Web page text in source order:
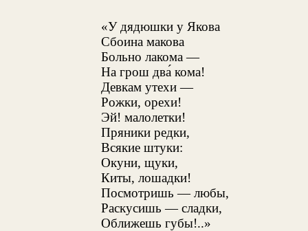
«У дядюшки у Якова
Сбоина макова
Больно лакома —
На грош два́ кома!
Девкам утехи —
Рожки, орехи!
Эй! малолетки!
Пряники редки,
Всякие штуки:
Окуни, щуки,
Киты, лошадки!
Посмотришь — любы,
Раскусишь — сладки,
Оближешь губы!..»